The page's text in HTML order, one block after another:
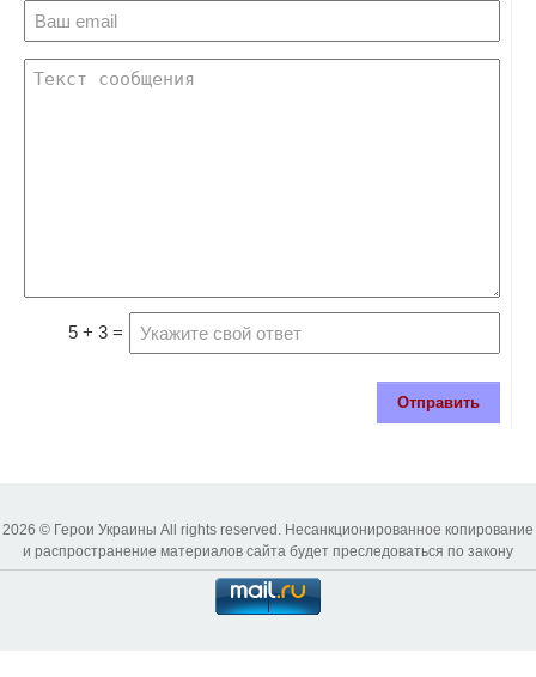
5 + 3 =
Отправить
2026 © Герои Украины All rights reserved. Несанкционированное копирование
и распространение материалов сайта будет преследоваться по закону